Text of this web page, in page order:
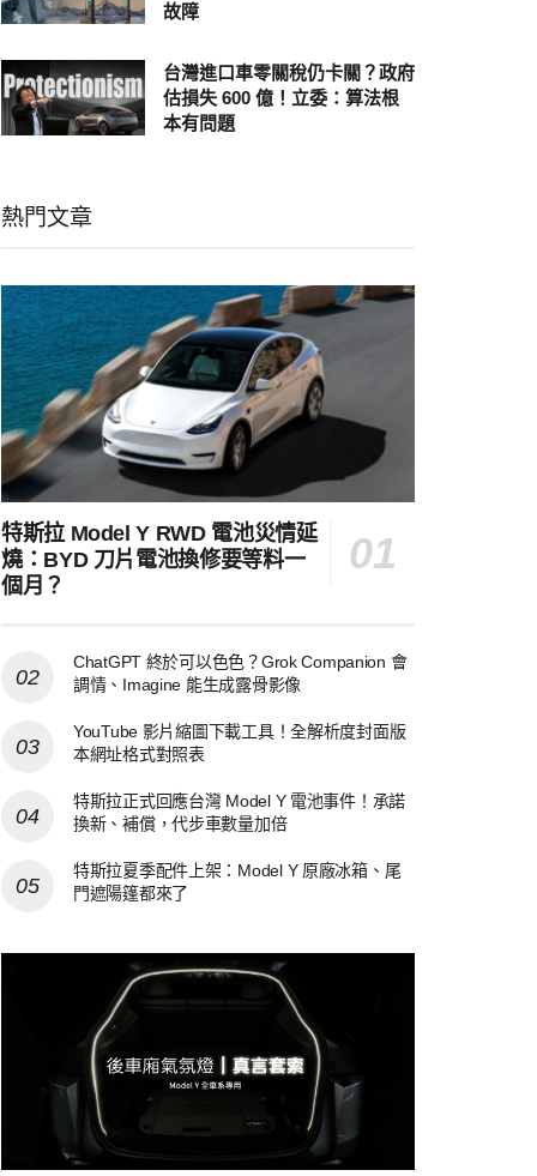
故障
台灣進口車零關稅仍卡關？政府
估損失 600 億！立委：算法根
本有問題
熱門文章
特斯拉 Model Y RWD 電池災情延
燒：BYD 刀片電池換修要等料一
個月？
ChatGPT 終於可以色色？Grok Companion 會
調情、Imagine 能生成露骨影像
YouTube 影片縮圖下載工具！全解析度封面版
本網址格式對照表
特斯拉正式回應台灣 Model Y 電池事件！承諾
換新、補償，代步車數量加倍
特斯拉夏季配件上架：Model Y 原廠冰箱、尾
門遮陽篷都來了